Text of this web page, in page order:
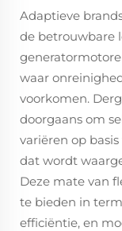
Adaptieve
de betrouwbare
waar
voorkomen.
doorgaans om
variëren op
dat wordt
Deze mate van
te bieden in
efficiëntie, en